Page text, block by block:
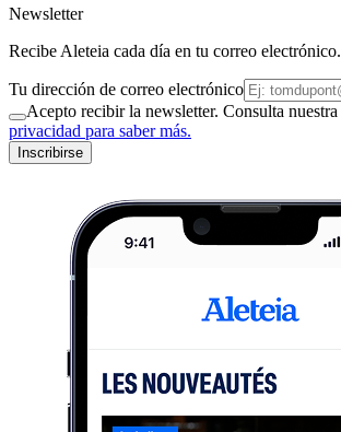
Newsletter
Recibe Aleteia cada día en tu correo electrónico.
Tu dirección de correo electrónico
Acepto recibir la newsletter. Consulta nuestra
privacidad para saber más.
Inscribirse